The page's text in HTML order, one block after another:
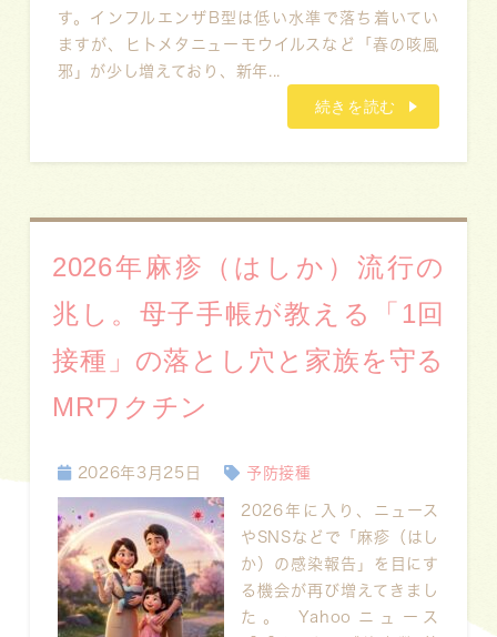
す。インフルエンザB型は低い水準で落ち着いてい
ますが、ヒトメタニューモウイルスなど「春の咳風
邪」が少し増えており、新年...
続きを読む
2026年麻疹（はしか）流行の
兆し。母子手帳が教える「1回
接種」の落とし穴と家族を守る
MRワクチン
2026年3月25日 予防接種
2026年に入り、ニュース
やSNSなどで「麻疹（はし
か）の感染報告」を目にす
る機会が再び増えてきまし
た。 Yahooニュース